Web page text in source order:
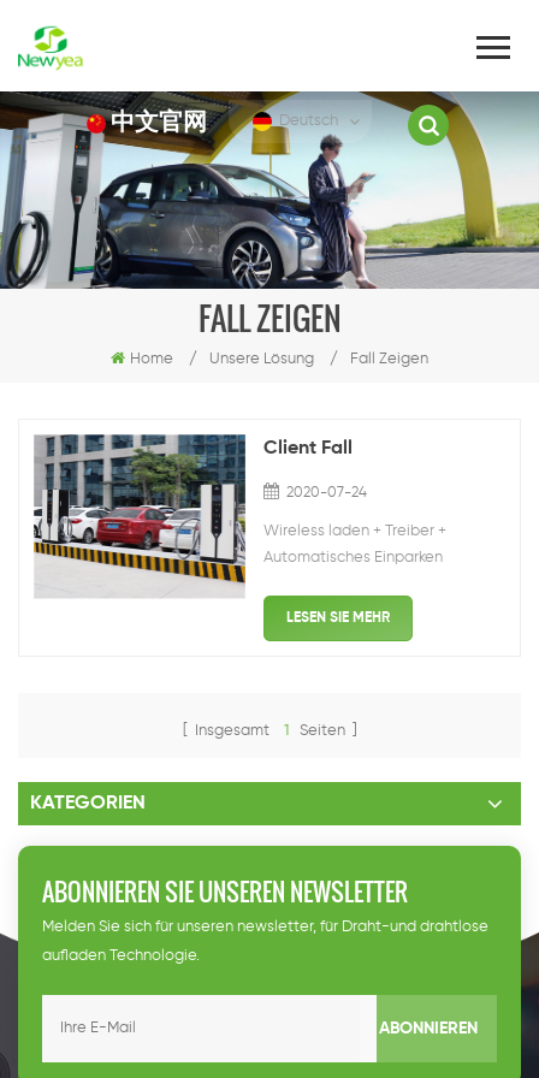
中文官网 Deutsch
FALL ZEIGEN
Home / Unsere Lösung / Fall Zeigen
Client Fall
2020-07-24
Wireless laden + Treiber +
Automatisches Einparken
und aufladen, während Sie auf, zu
helfen, zu erkennen, true
LESEN SIE MEHR
[ Insgesamt 1 Seiten ]
KATEGORIEN
ABONNIEREN SIE UNSEREN NEWSLETTER
Melden Sie sich für unseren newsletter, für Draht-und drahtlose
aufladen Technologie.
ABONNIEREN